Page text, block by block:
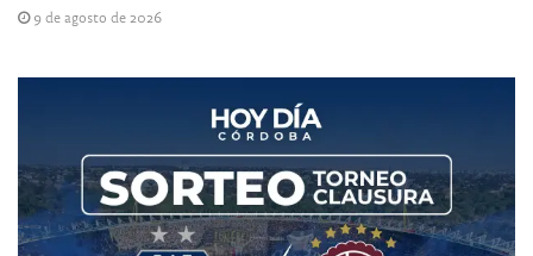
9 de agosto de 2026